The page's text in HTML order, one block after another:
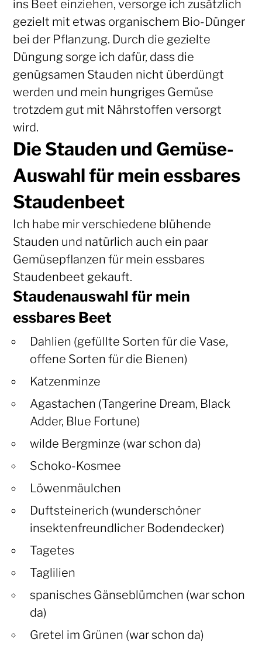
ins Beet einziehen, versorge ich zusätzlich
gezielt mit etwas organischem Bio-Dünger
bei der Pflanzung. Durch die gezielte
Düngung sorge ich dafür, dass die
genügsamen Stauden nicht überdüngt
werden und mein hungriges Gemüse
trotzdem gut mit Nährstoffen versorgt
wird.
Die Stauden und Gemüse-
Auswahl für mein essbares
Staudenbeet
Ich habe mir verschiedene blühende
Stauden und natürlich auch ein paar
Gemüsepflanzen für mein essbares
Staudenbeet gekauft.
Staudenauswahl für mein
essbares Beet
Dahlien (gefüllte Sorten für die Vase,
offene Sorten für die Bienen)
Katzenminze
Agastachen (Tangerine Dream, Black
Adder, Blue Fortune)
wilde Bergminze (war schon da)
Schoko-Kosmee
Löwenmäulchen
Duftsteinerich (wunderschöner
insektenfreundlicher Bodendecker)
Tagetes
Taglilien
spanisches Gänseblümchen (war schon
da)
Gretel im Grünen (war schon da)